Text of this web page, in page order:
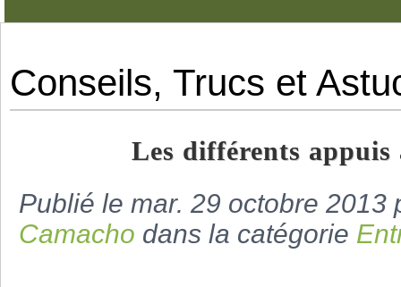
Conseils, Trucs et
Les différents appuis
Publié le mar. 29 octobre 2013
Camacho dans la catégorie